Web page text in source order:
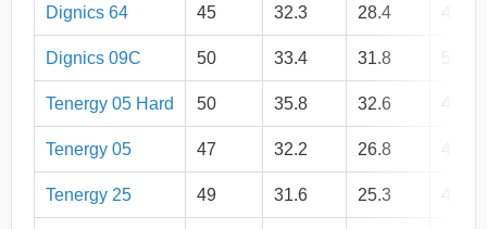
Dignics 64 45 32.3 28.4 48.0
Dignics 09C 50 33.4 31.8 50.8
Tenergy 05 Hard 50 35.8 32.6 47.7
Tenergy 05 47 32.2 26.8 44.6
Tenergy 25 49 31.6 25.3 42.8